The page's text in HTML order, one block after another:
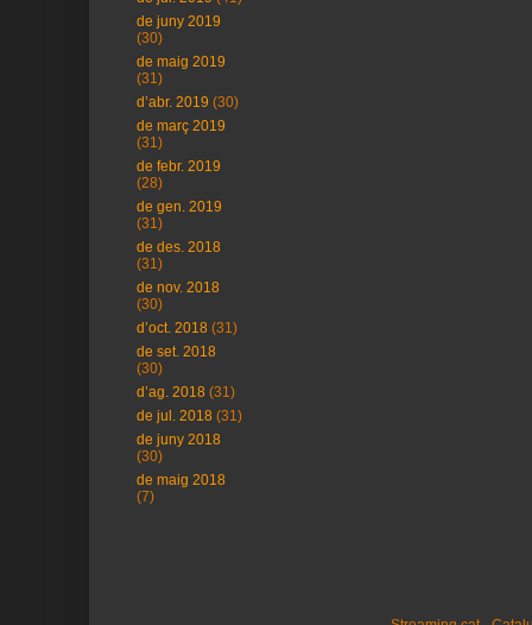
de juny 2019
(30)
de maig 2019
(31)
d’abr. 2019 (30)
de març 2019
(31)
de febr. 2019
(28)
de gen. 2019
(31)
de des. 2018
(31)
de nov. 2018
(30)
d’oct. 2018 (31)
de set. 2018
(30)
d’ag. 2018 (31)
de jul. 2018 (31)
de juny 2018
(30)
de maig 2018
(7)